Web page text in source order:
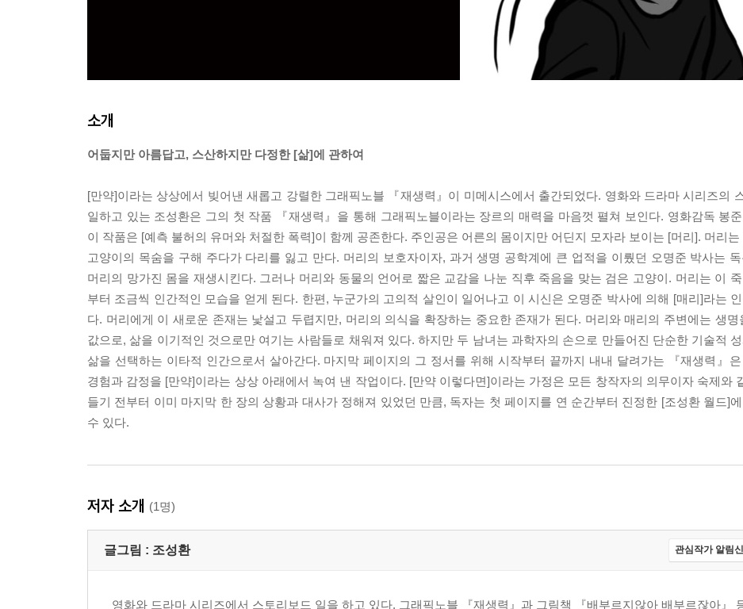
소개
어둡지만 아름답고, 스산하지만 다정한 [삶]에 관하여
[만약]이라는 상상에서 빚어낸 새롭고 강렬한 그래픽노블 『재생력』이 미메시스에서 출간되었다. 영화와 드라마 시리즈의
일하고 있는 조성환은 그의 첫 작품 『재생력』을 통해 그래픽노블이라는 장르의 매력을 마음껏 펼쳐 보인다. 영화감독 봉
이 작품은 [예측 불허의 유머와 처절한 폭력]이 함께 공존한다. 주인공은 어른의 몸이지만 어딘지 모자라 보이는 [머리]. 머리
고양이의 목숨을 구해 주다가 다리를 잃고 만다. 머리의 보호자이자, 과거 생명 공학계에 큰 업적을 이뤘던 오명준 박사는
머리의 망가진 몸을 재생시킨다. 그러나 머리와 동물의 언어로 짧은 교감을 나눈 직후 죽음을 맞는 검은 고양이. 머리는 이
부터 조금씩 인간적인 모습을 얻게 된다. 한편, 누군가의 고의적 살인이 일어나고 이 시신은 오명준 박사에 의해 [매리]라는
다. 머리에게 이 새로운 존재는 낯설고 두렵지만, 머리의 의식을 확장하는 중요한 존재가 된다. 머리와 매리의 주변에는 생명
값으로, 삶을 이기적인 것으로만 여기는 사람들로 채워져 있다. 하지만 두 남녀는 과학자의 손으로 만들어진 단순한 기술적
삶을 선택하는 이타적 인간으로서 살아간다. 마지막 페이지의 그 정서를 위해 시작부터 끝까지 내내 달려가는 『재생력』
경험과 감정을 [만약]이라는 상상 아래에서 녹여 낸 작업이다. [만약 이렇다면]이라는 가정은 모든 창작자의 의무이자 숙제와
들기 전부터 이미 마지막 한 장의 상황과 대사가 정해져 있었던 만큼, 독자는 첫 페이지를 연 순간부터 진정한 [조성환 월드]
수 있다.
저자 소개 (1명)
글그림 : 조성환 관심작가 알림
영화와 드라마 시리즈에서 스토리보드 일을 하고 있다. 그래픽노블 『재생력』과 그림책 『배부르지않아 배부르잖아』